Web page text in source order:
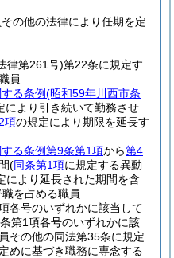
の他の法律により任期を定
律第261号)第22条に規定す
員
る条例(昭和59年川西市条
により引き続いて勤務させ
項の規定により期限を延長す
る条例第9条第1項から第4
(同条第1項に規定する異動
により延長された期間を含
を占める職員
各号のいずれかに該当して
第1項各号のいずれかに該
その他の同法第35条に規定
めに基づき職務に専念する